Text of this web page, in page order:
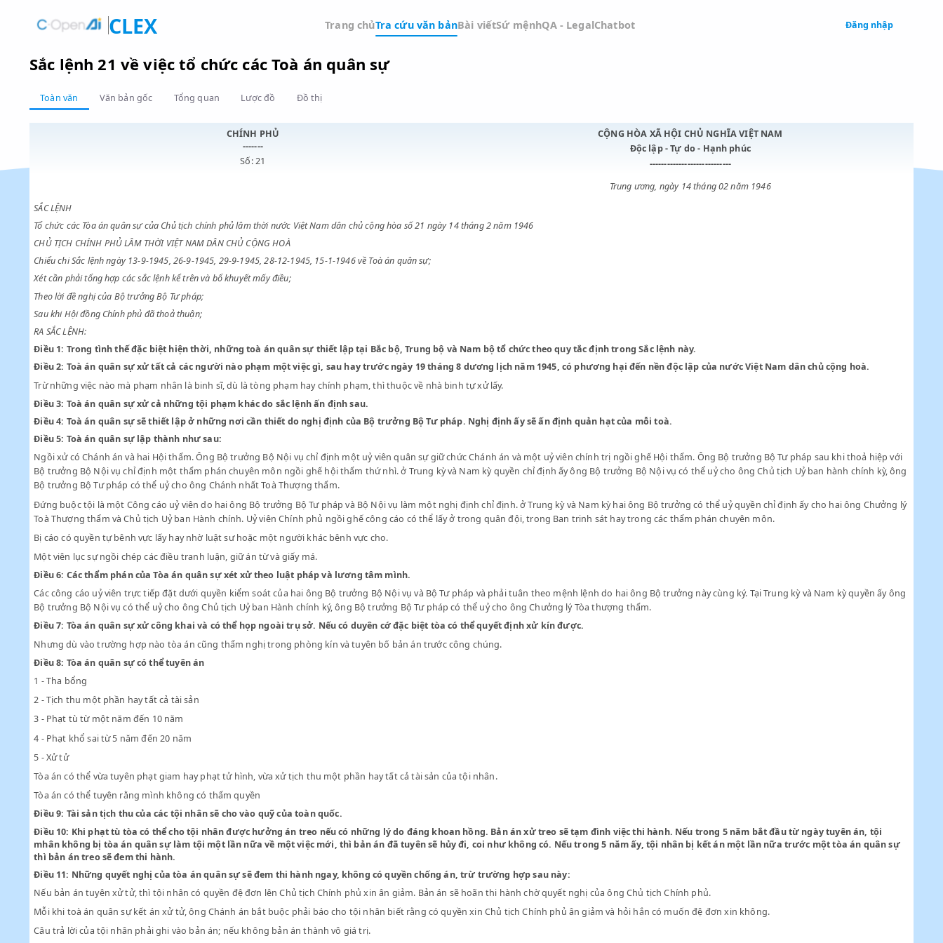
CLEX Trang chủTra cứu văn bảnBài viếtSứ mệnhQA - Legal
Sắc lệnh 21 về việc tổ chức các Toà án quân sự
Toàn văn
CHÍNH PHỦ
CỘNG HÒA XÃ HỘI CHỦ NGHĨA VIỆT NAM
Độc lập - Tự do - Hạnh phúc
----------------------------
SẮC LỆNH
Tổ chức các Tòa án quân sự của Chủ tịch chính phủ lâm thời nước Việt Nam dân chủ cộng hòa số 21 ngày 14 tháng 2 năm 1946
CHỦ TỊCH CHÍNH PHỦ LÂM THỜI VIỆT NAM DÂN CHỦ CỘNG HOÀ
Chiểu chi Sắc lệnh ngày 13-9-1945, 26-9-1945, 29-9-1945, 28-12-1945, 15-1-1946 về Toà án quân sự;
Xét cần phải tổng hợp các sắc lệnh kể trên và bổ khuyết mấy điều;
Theo lời đề nghị của Bộ trưởng Bộ Tư pháp;
Sau khi Hội đồng Chính phủ đã thoả thuận;
RA SẮC LỆNH:
Điều 1:Trong tình thế đặc biệt hiện thời, những toà án quân sự thiết lập tại Bắc bộ, Trung bộ và Nam bộ tổ chức theo quy tắc định trong Sắc lệnh này.
Điều 2:Toà án quân sự xử tất cả các người nào phạm một việc gì, sau hay trước ngày 19 tháng 8 dương lịch năm 1945, có phương hại đến nền độc lập của nước Việt Nam dân chủ
Trừ những việc nào mà phạm nhân là binh sĩ, dù là tòng phạm hay chính phạm, thì thuộc về nhà binh tự xử lấy.
Toà án quân sự xử cả những tội phạm khác do sắc lệnh ấn định sau.
Điều 4:Toà án quân sự sẽ thiết lập ở những nơi cần thiết do nghị định của Bộ trưởng Bộ Tư pháp. Nghị định ấy sẽ ấn định quản hạt của mỗi toà.
Điều 5:Toà án quân sự lập thành như sau:
Ngồi xử có Chánh án và hai Hội thẩm. Ông Bộ trưởng Bộ Nội vụ chỉ định một uỷ viên quân sự giữ chức Chánh án và một uỷ viên chính trị ngồi ghế Hội thẩm. Ông Bộ trưởng Bộ Tư pháp sau khi
Bộ trưởng Bộ Nội vụ chỉ định một thẩm phán chuyên môn ngồi ghế hội thẩm thứ nhì. ở Trung kỳ và Nam kỳ quyền chỉ định ấy ông Bộ trưởng Bộ Nội vụ có thể uỷ cho ông Chủ tịch Uỷ ban
Bộ trưởng Bộ Tư pháp có thể uỷ cho ông Chánh nhất Toà Thượng thẩm.
Đứng buộc tội là một Công cáo uỷ viên do hai ông Bộ trưởng Bộ Tư pháp và Bộ Nội vụ làm một nghị định chỉ định. ở Trung kỳ và Nam kỳ hai ông Bộ trưởng có thể uỷ quyền chỉ định ấy cho hai
Toà Thượng thẩm và Chủ tịch Uỷ ban Hành chính. Uỷ viên Chính phủ ngồi ghế công cáo có thể lấy ở trong quân đội, trong Ban trinh sát hay trong các thẩm phán chuyên môn.
Bị cáo có quyền tự bênh vực lấy hay nhờ luật sư hoặc một người khác bênh vực cho.
Một viên lục sự ngồi chép các điều tranh luận, giữ án từ và giấy má.
Điều 6:Các thẩm phán của Tòa án quân sự xét xử theo luật pháp và lương tâm mình.
Các công cáo uỷ viên trực tiếp đặt dưới quyền kiểm soát của hai ông Bộ trưởng Bộ Nội vụ và Bộ Tư pháp và phải tuân theo mệnh lệnh do hai ông Bộ trưởng này cùng ký. Tại Trung kỳ và Nam
Bộ trưởng Bộ Nội vụ có thể uỷ cho ông Chủ tịch Uỷ ban Hành chính ký, ông Bộ trưởng Bộ Tư pháp có thể uỷ cho ông Chưởng lý Tòa thượng thẩm.
Điều 7:Tòa án quân sự xử công khai và có thể họp ngoài trụ sở. Nếu có duyên cớ đặc biệt tòa có thể quyết định xử kín được.
Nhưng dù vào trường hợp nào tòa án cũng thẩm nghị trong phòng kín và tuyên bố bản án trước công chúng.
Điều 8:Tòa án quân sự có thể tuyên án
1 - Tha bổng
2 - Tịch thu một phần hay tất cả tài sản
3 - Phạt tù từ một năm đến 10 năm
4 - Phạt khổ sai từ 5 năm đến 20 năm
5 - Xử tử
Tòa án có thể vừa tuyên phạt giam hay phạt tử hình, vừa xử tịch thu một phần hay tất cả tài sản của tội nhân.
Tòa án có thể tuyên rằng mình không có thẩm quyền
Điều 9:
Tài sản tịch thu của các tội nhân sẽ cho vào quỹ của toàn quốc.
Điều 10: Khi phạt tù tòa có thể cho tội nhân được hưởng án treo nếu có những lý do đáng khoan hồng. Bản án xử treo sẽ tạm đình việc thi hành. Nếu trong 5 năm bắt đầu từ ngày
mhân không bị tòa án quân sự làm tội một lần nữa về một việc mới, thì bản án đã tuyên sẽ hủy đi, coi như không có. Nếu trong 5 năm ấy, tội nhân bị kết án một lần nữa trước một